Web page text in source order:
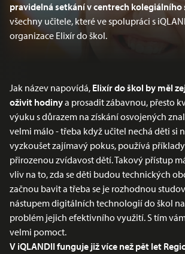
pravidelná setkání v centrech kolegiálního
všechny učitele, které ve spolupráci s
organizace Elixír do škol.
Jak název napovídá, Elixír do škol by měl
oživit hodinya prosadit zábavnou, přesto
výuku s důrazem na získání osvojených
velmi málo - třeba když učitel nechá děti si
vyzkoušet zajímavý pokus, používá
přirozenou zvídavost dětí. Takový přístup
vliv na to, zda se děti budou technických
začnou bavit a třeba se je rozhodnou
nástupem digitálních technologií do škol
problém jejich efektivního využití. S tím
velmi pomoct.
V iQLANDII funguje již více než pět let